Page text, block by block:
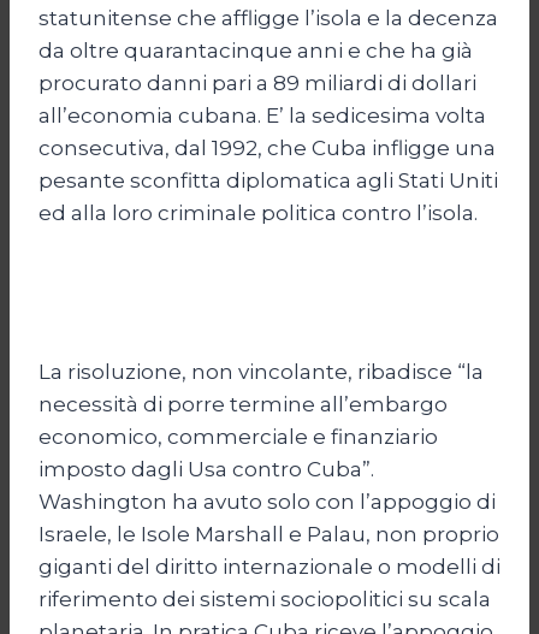
statunitense che affligge l’isola e la decenza
da oltre quarantacinque anni e che ha già
procurato danni pari a 89 miliardi di dollari
all’economia cubana. E’ la sedicesima volta
consecutiva, dal 1992, che Cuba infligge una
pesante sconfitta diplomatica agli Stati Uniti
ed alla loro criminale politica contro l’isola.
La risoluzione, non vincolante, ribadisce “la
necessità di porre termine all’embargo
economico, commerciale e finanziario
imposto dagli Usa contro Cuba”.
Washington ha avuto solo con l’appoggio di
Israele, le Isole Marshall e Palau, non proprio
giganti del diritto internazionale o modelli di
riferimento dei sistemi sociopolitici su scala